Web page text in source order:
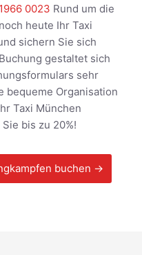
0023 Rund um die
heute Ihr Taxi
sichern Sie sich
gestaltet sich
sehr
bequeme Organisation
Taxi München
bis zu 20%!
buchen →